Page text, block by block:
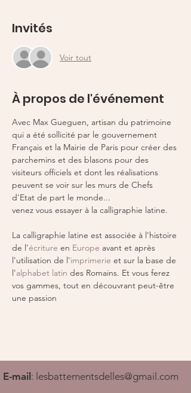
Invités
Voir tout
À propos de l'événement
Avec Max Gueguen, artisan du patrimoine
qui a été sollicité par le gouvernement
Français et la Mairie de Paris pour créer des
parchemins et des blasons pour des
visiteurs officiels et dont les réalisations
peuvent se voir sur les murs de Chefs
d'Etat de part le monde...
venez vous essayer à la calligraphie latine.
La calligraphie latine est associée à l'histoire
de l'écriture en Europe avant et après
l'utilisation de l'imprimerie et sur la base de
l'alphabet latin des Romains. Et vous ferez
vos gammes, tout en découvrant peut-être
une passion
E-mail : lesbattementsdelles@gmail.com